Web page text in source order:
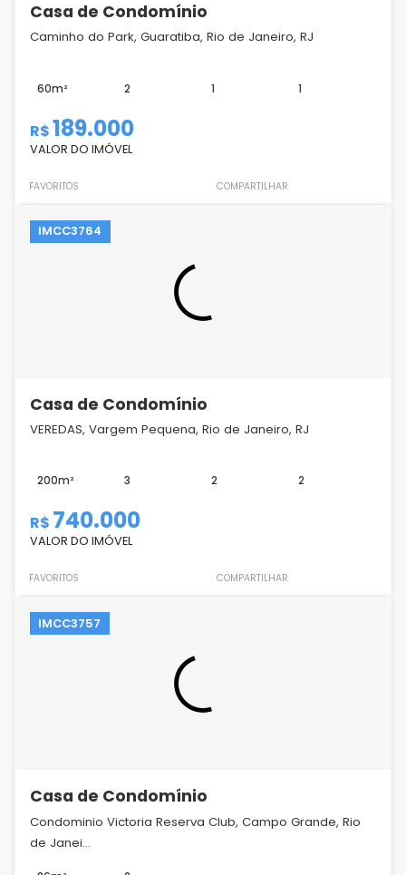
Casa de Condomínio
Caminho do Park, Guaratiba, Rio de Janeiro, RJ
60m² 2 1 1
R$189.000
VALOR DO IMÓVEL
FAVORITOS COMPARTILHAR
IMCC3764
Casa de Condomínio
VEREDAS, Vargem Pequena, Rio de Janeiro, RJ
200m² 3 2 2
R$ 740.000
VALOR DO IMÓVEL
FAVORITOS COMPARTILHAR
IMCC3757
Casa de Condomínio
Condominio Victoria Reserva Club, Campo Grande, Rio
de Janei...